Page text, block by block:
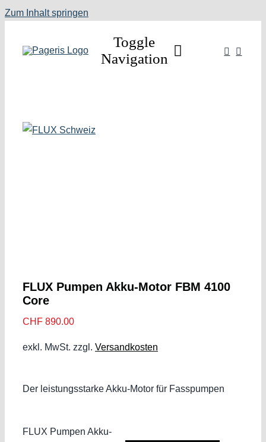
Zum Inhalt springen
Toggle
Navigation
FLUX Pumpen Akku-Motor FBM 4100
Core
CHF 890.00
exkl. MwSt. zzgl. Versandkosten
Der leistungsstarke Akku-Motor für Fasspumpen
FLUX Pumpen Akku-